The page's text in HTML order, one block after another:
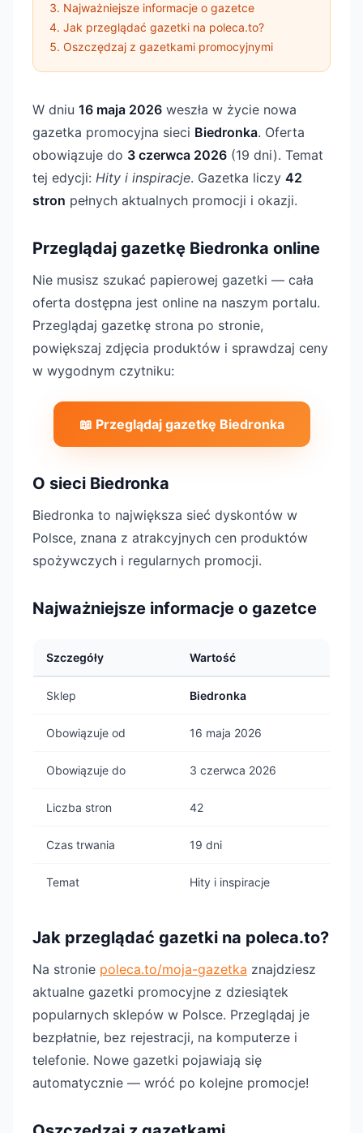
Najważniejsze informacje o gazetce
Jak przeglądać gazetki na poleca.to?
Oszczędzaj z gazetkami promocyjnymi
W dniu 16 maja 2026 weszła w życie nowa
gazetka promocyjna sieci Biedronka. Oferta
obowiązuje do 3 czerwca 2026 (19 dni). Temat
tej edycji: Hity i inspiracje. Gazetka liczy 42
stron pełnych aktualnych promocji i okazji.
Przeglądaj gazetkę Biedronka online
Nie musisz szukać papierowej gazetki — cała
oferta dostępna jest online na naszym portalu.
Przeglądaj gazetkę strona po stronie,
powiększaj zdjęcia produktów i sprawdzaj ceny
w wygodnym czytniku:
📖 Przeglądaj gazetkę Biedronka
O sieci Biedronka
Biedronka to największa sieć dyskontów w
Polsce, znana z atrakcyjnych cen produktów
spożywczych i regularnych promocji.
Najważniejsze informacje o gazetce
Szczegóły Wartość
Sklep Biedronka
Obowiązuje od 16 maja 2026
Obowiązuje do 3 czerwca 2026
Liczba stron 42
Czas trwania 19 dni
Temat Hity i inspiracje
Jak przeglądać gazetki na poleca.to?
Na stronie poleca.to/moja-gazetka znajdziesz
aktualne gazetki promocyjne z dziesiątek
popularnych sklepów w Polsce. Przeglądaj je
bezpłatnie, bez rejestracji, na komputerze i
telefonie. Nowe gazetki pojawiają się
automatycznie — wróć po kolejne promocje!